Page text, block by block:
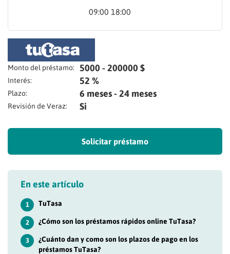
09:00 18:00
Monto del préstamo: 5000 - 200000 $
Interés: 52 %
Plazo: 6 meses - 24 meses
Revisión de Veraz: Si
Solicitar préstamo
En este artículo
1 TuTasa
2 ¿Cómo son los préstamos rápidos online TuTasa?
3
¿Cuánto dan y como son los plazos de pago en los
préstamos TuTasa?